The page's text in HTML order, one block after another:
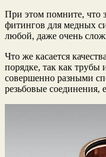
При этом помните, что
фитингов для медных
любой, даже очень
Что же касается
порядке, так как трубы
совершенно разными
резьбовые соединения,